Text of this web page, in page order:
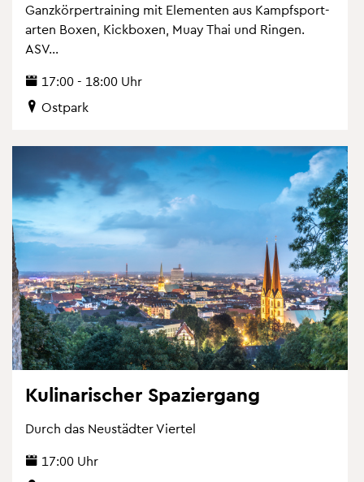
Ganz­kör­per­trai­ning mit Ele­men­ten aus Kampf­sport­
ar­ten Boxen, Kick­bo­xen, Muay Thai und Rin­gen.
ASV...
17:00 - 18:00 Uhr
Ost­park
Ku­li­na­ri­scher Spa­zier­gang
Durch das Neu­städ­ter Vier­tel
17:00 Uhr